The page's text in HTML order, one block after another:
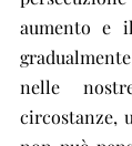
aumento e
nelle
circostanze,